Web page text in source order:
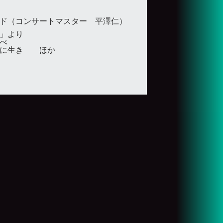
（コンサートマスター 平澤仁）
より
に生き ほか